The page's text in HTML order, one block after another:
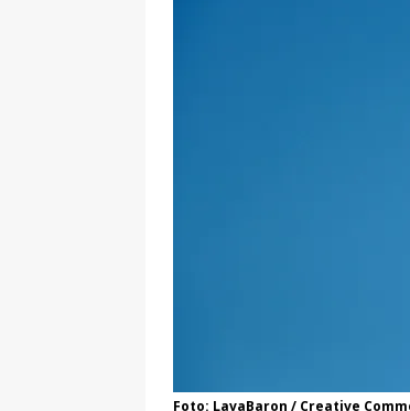
Foto: LavaBaron / Creative